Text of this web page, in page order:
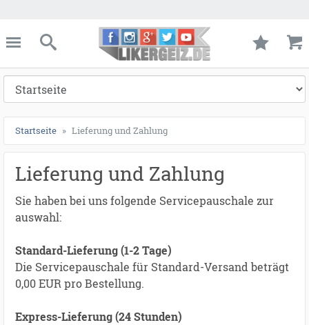
Likergeiz.de
schließen
Suche
Startseite Lieferung und Zahlung
Lieferung und Zahlung
Sie haben bei uns folgende Servicepauschale zur
auswahl:
Standard-Lieferung (1-2 Tage)
Die Servicepauschale für Standard-Versand beträgt
0,00 EUR pro Bestellung.
Express-Lieferung (24 Stunden)